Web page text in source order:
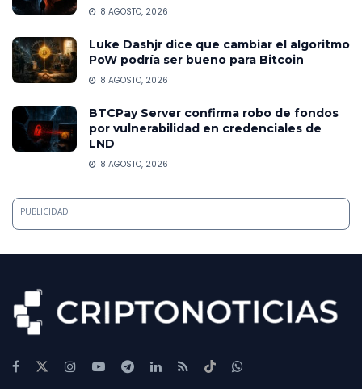
8 AGOSTO, 2026
Luke Dashjr dice que cambiar el algoritmo
PoW podría ser bueno para Bitcoin
8 AGOSTO, 2026
BTCPay Server confirma robo de fondos
por vulnerabilidad en credenciales de
LND
8 AGOSTO, 2026
PUBLICIDAD